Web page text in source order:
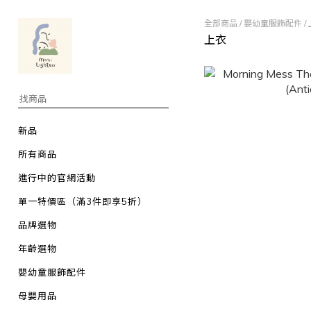
新品
所有商品
進行中的官網活動
單一特價區（滿3件即享5折）
品牌選物
年齡選物
嬰幼童服飾配件
母嬰用品
全部商品 / 嬰幼童服飾配件 /
上衣